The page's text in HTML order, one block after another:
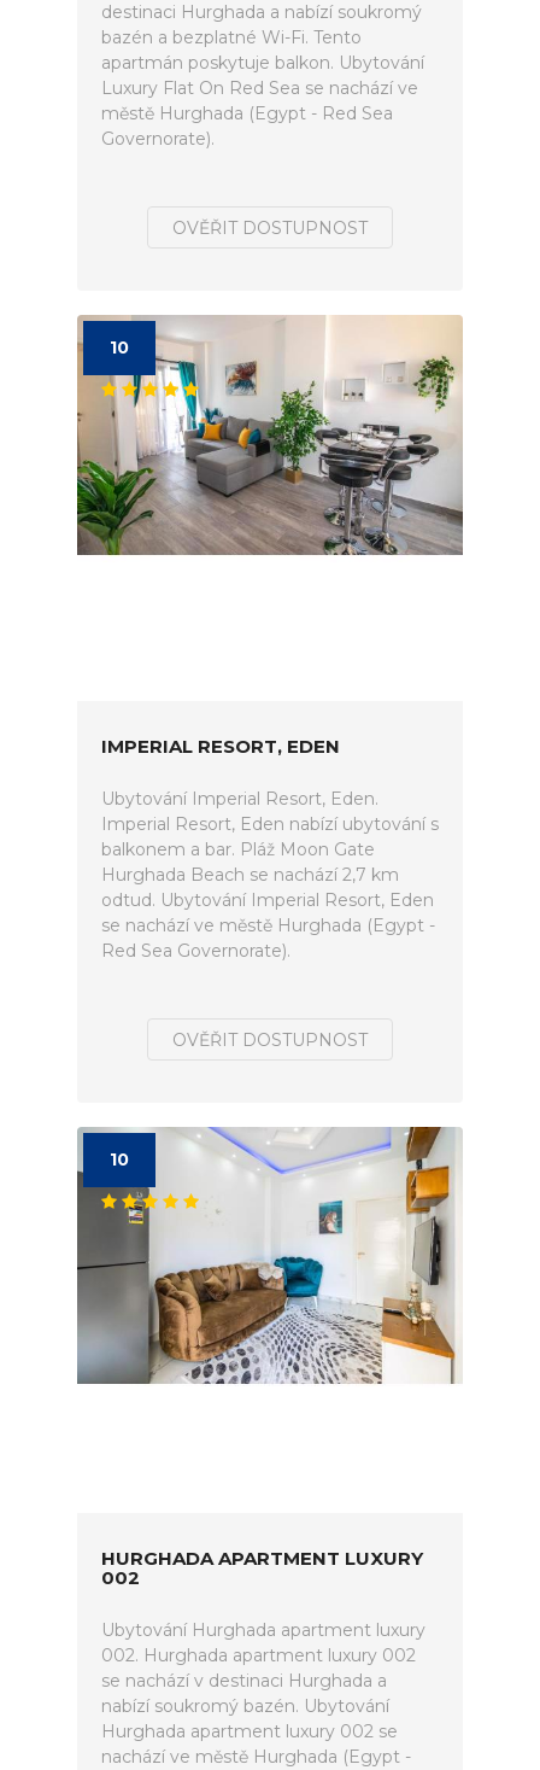
destinaci Hurghada a nabízí soukromý
bazén a bezplatné Wi-Fi. Tento
apartmán poskytuje balkon. Ubytování
Luxury Flat On Red Sea se nachází ve
městě Hurghada (Egypt - Red Sea
Governorate).
OVĚŘIT DOSTUPNOST
10
IMPERIAL RESORT, EDEN
Ubytování Imperial Resort, Eden.
Imperial Resort, Eden nabízí ubytování s
balkonem a bar. Pláž Moon Gate
Hurghada Beach se nachází 2,7 km
odtud. Ubytování Imperial Resort, Eden
se nachází ve městě Hurghada (Egypt -
Red Sea Governorate).
OVĚŘIT DOSTUPNOST
10
HURGHADA APARTMENT LUXURY
002
Ubytování Hurghada apartment luxury
002. Hurghada apartment luxury 002
se nachází v destinaci Hurghada a
nabízí soukromý bazén. Ubytování
Hurghada apartment luxury 002 se
nachází ve městě Hurghada (Egypt -